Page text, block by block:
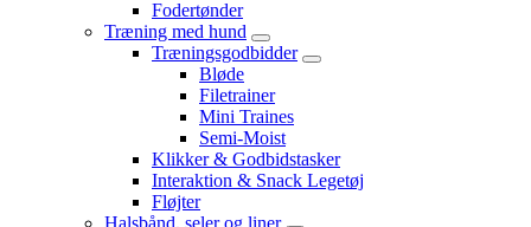
Fodertønder
Træning med hund
Træningsgodbidder
Bløde
Filetrainer
Mini Traines
Semi-Moist
Klikker & Godbidstasker
Interaktion & Snack Legetøj
Fløjter
Halsbånd, seler og liner